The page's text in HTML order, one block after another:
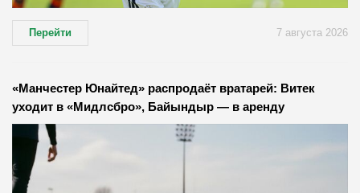
Перейти 7 августа 2026
«Манчестер Юнайтед» распродаёт вратарей: Витек
уходит в «Мидлсбро», Байындыр — в аренду